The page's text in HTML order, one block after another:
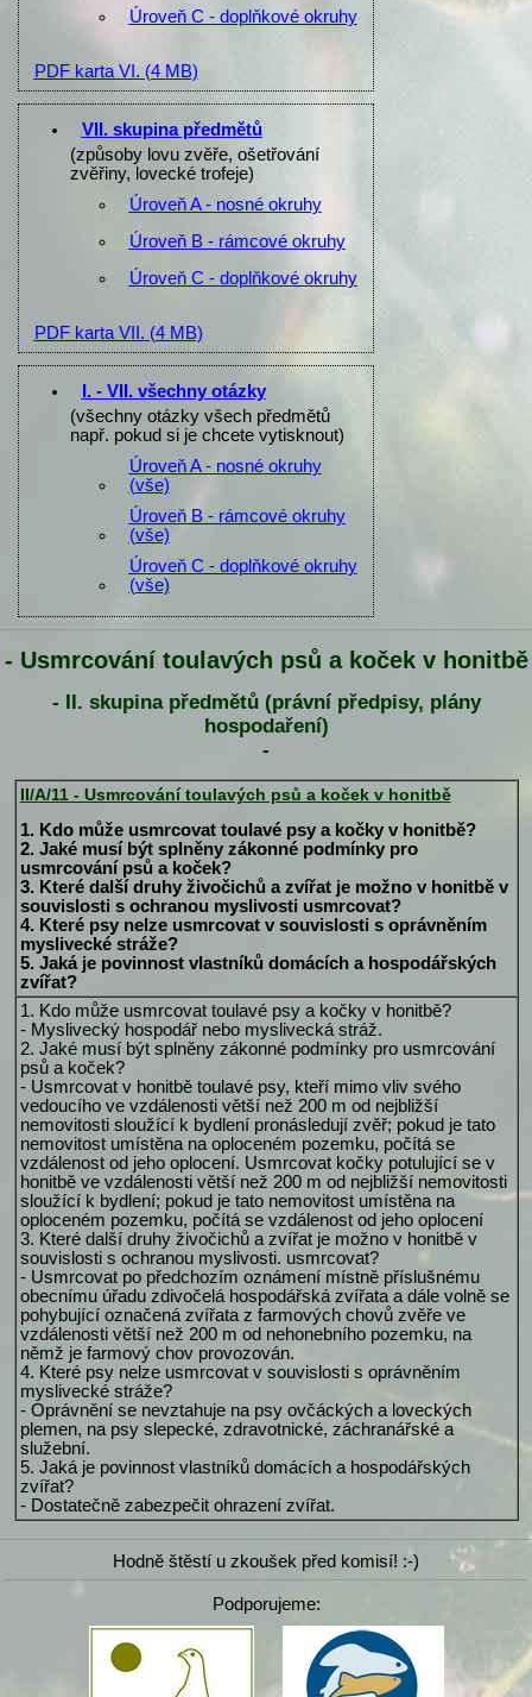
Úroveň C - doplňkové okruhy
PDF karta VI. (4 MB)
VII. skupina předmětů
(způsoby lovu zvěře, ošetřování
zvěřiny, lovecké trofeje)
Úroveň A - nosné okruhy
Úroveň B - rámcové okruhy
Úroveň C - doplňkové okruhy
PDF karta VII. (4 MB)
I. - VII. všechny otázky
(všechny otázky všech předmětů
např. pokud si je chcete vytisknout)
Úroveň A - nosné okruhy
(vše)
Úroveň B - rámcové okruhy
(vše)
Úroveň C - doplňkové okruhy
(vše)
- Usmrcování toulavých psů a koček v honitbě
- II. skupina předmětů (právní předpisy, plány
hospodaření)
-
II/A/11 - Usmrcování toulavých psů a koček v honitbě
1. Kdo může usmrcovat toulavé psy a kočky v honitbě?
2. Jaké musí být splněny zákonné podmínky pro
usmrcování psů a koček?
3. Které další druhy živočichů a zvířat je možno v honitbě v
souvislosti s ochranou myslivosti usmrcovat?
4. Které psy nelze usmrcovat v souvislosti s oprávněním
myslivecké stráže?
5. Jaká je povinnost vlastníků domácích a hospodářských
zvířat?
1. Kdo může usmrcovat toulavé psy a kočky v honitbě?
- Myslivecký hospodář nebo myslivecká stráž.
2. Jaké musí být splněny zákonné podmínky pro usmrcování
psů a koček?
- Usmrcovat v honitbě toulavé psy, kteří mimo vliv svého
vedoucího ve vzdálenosti větší než 200 m od nejbližší
nemovitosti sloužící k bydlení pronásledují zvěř; pokud je tato
nemovitost umístěna na oploceném pozemku, počítá se
vzdálenost od jeho oplocení. Usmrcovat kočky potulující se v
honitbě ve vzdálenosti větší než 200 m od nejbližší nemovitosti
sloužící k bydlení; pokud je tato nemovitost umístěna na
oploceném pozemku, počítá se vzdálenost od jeho oplocení
3. Které další druhy živočichů a zvířat je možno v honitbě v
souvislosti s ochranou myslivosti. usmrcovat?
- Usmrcovat po předchozím oznámení místně příslušnému
obecnímu úřadu zdivočelá hospodářská zvířata a dále volně se
pohybující označená zvířata z farmových chovů zvěře ve
vzdálenosti větší než 200 m od nehonebního pozemku, na
němž je farmový chov provozován.
4. Které psy nelze usmrcovat v souvislosti s oprávněním
myslivecké stráže?
- Oprávnění se nevztahuje na psy ovčáckých a loveckých
plemen, na psy slepecké, zdravotnické, záchranářské a
služební.
5. Jaká je povinnost vlastníků domácích a hospodářských
zvířat?
- Dostatečně zabezpečit ohrazení zvířat.
Hodně štěstí u zkoušek před komisí! :-)
Podporujeme: